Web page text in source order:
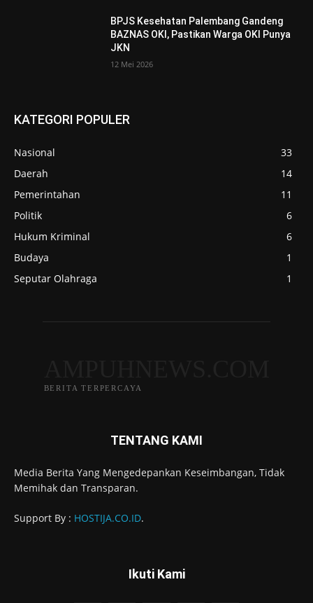
BPJS Kesehatan Palembang Gandeng
BAZNAS OKI, Pastikan Warga OKI Punya
JKN
12 Mei 2026
KATEGORI POPULER
Nasional
33
Daerah
14
Pemerintahan
11
Politik
6
Hukum Kriminal
6
Budaya
1
Seputar Olahraga
1
BERITA TERPERCAYA
TENTANG KAMI
Media Berita Yang Mengedepankan Keseimbangan, Tidak
Memihak dan Transparan.
Support By : HOSTIJA.CO.ID.
Ikuti Kami